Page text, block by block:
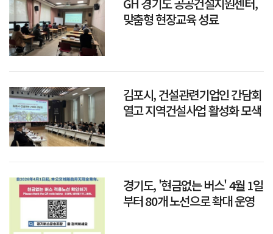
GH 경기도 공공건설지원센터,
맞춤형 현장교육 성료
김포시, 건설관련기업인 간담회
열고 지역건설사업 활성화 모색
경기도, '현금없는 버스' 4월 1일
부터 80개 노선으로 확대 운영